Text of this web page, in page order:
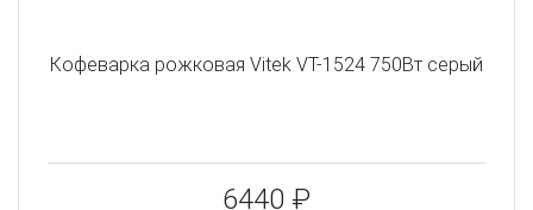
Кофеварка рожковая Vitek VT-1524 750Вт серый
6440 ₽